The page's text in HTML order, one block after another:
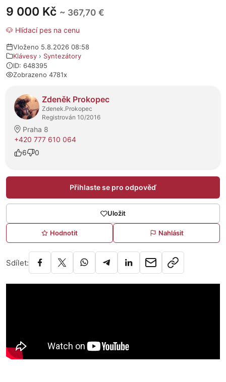
9 000 Kč ~ 367,70 €
🐶 Hlídací pes na cenu
Vloženo 5.8.2026 08:58
Klávesy › Syntezátory
ID: 648395
Zobrazeno 4781x
O prodejci
Zdeněk Prokopec
Zdenek.Prokopec
Registrován 10/2016
Praha 8
+420 777 610 064
6
0
Přihlaste se pro odpověď
Uložit
Hodnotit Nahlásit
Sdílet: